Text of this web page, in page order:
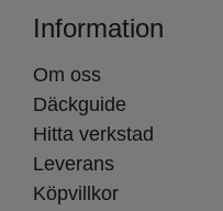
Information
Om oss
Däckguide
Hitta verkstad
Leverans
Köpvillkor